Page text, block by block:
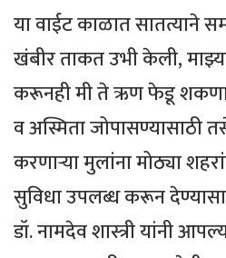
या वाईट काळात सातत्याने
खंबीर ताकत उभी केली,
करूनही मी ते ऋण फेडू
व अस्मिता जोपासण्यासाठी
करणाऱ्या मुलांना मोठ्या
सुविधा उपलब्ध करून
डॉ. नामदेव शास्त्री यांनी